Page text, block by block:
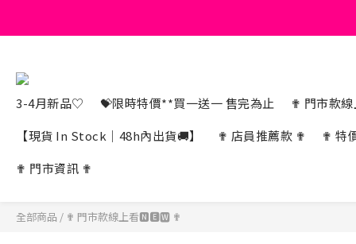
3-4月新品♡ 💝限時特價**買一送一 售完為止
✟ 門市款
【現貨 In Stock｜48h內出貨🚚】
✟ 店員推薦款 ✟
✟ 特
✟ 門市資訊 ✟
全部商品 / ✟ 門市款線上看🅽🅴🆆 ✟